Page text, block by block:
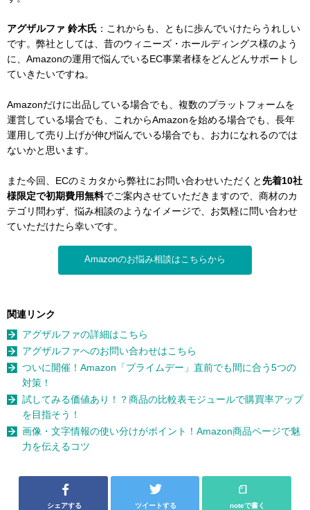
アグザルファ 鈴木氏 ：これからも、ともに歩んでいけたらうれしい
です。弊社としては、昔のウィニーズ・ホールディングス様のよう
に、Amazonの運用で悩んでいるEC事業者様をどんどんサポートし
ていきたいですね。
Amazonだけに出品している場合でも、複数のプラットフォームを
運営している場合でも、これからAmazonを始める場合でも、長年
運用して売り上げが伸び悩んでいる場合でも、お力になれるのでは
ないかと思います。
また今回、ECのミカタから弊社にお問い合わせいただくと先着10社
様限定で初期費用無料でご案内させていただきますので、商材のカ
テゴリ問わず、悩み相談のようなイメージで、お気軽に問い合わせ
ていただけたら幸いです。
Amazonのお悩み相談はこちらから
関連リンク
アグザルファの詳細はこちら
アグザルファへのお問い合わせはこちら
ついに開催！Amazon「プライムデー」直前でも間に合う5つの
対策！
試してみる価値あり！？商品の比較表モジュールで購買率アップ
を目指そう！
画像・文字情報の使い分けがポイント！Amazon商品ページで魅
力を伝えるコツ
シェアする ツイートする noteで書く